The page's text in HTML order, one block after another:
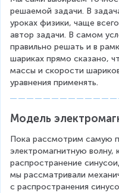
v
e
c
{
v
}
_
{
2
}
=
m
_
{
1
}
решаемой задачи. В
уроках физики, чаще
автор задачи. В самом
правильно решать и в
шариках прямо сказано,
массы и скорости
уравнения применять.
Модель
Пока рассмотрим самую
электромагнитную волну,
распространение
мы рассматривали
с распространения